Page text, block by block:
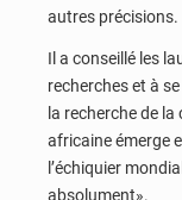
autres précisions.
Il a conseillé les
recherches et à
la recherche de
africaine émerge
l’échiquier
absolument».